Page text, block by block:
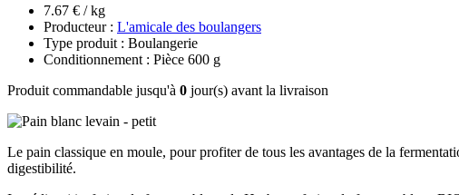
7.67 € / kg
Producteur : L'amicale des boulangers
Type produit : Boulangerie
Conditionnement : Pièce 600 g
Produit commandable jusqu'à 0 jour(s) avant la livraison
Le pain classique en moule, pour profiter de tous les avantages de la
digestibilité.